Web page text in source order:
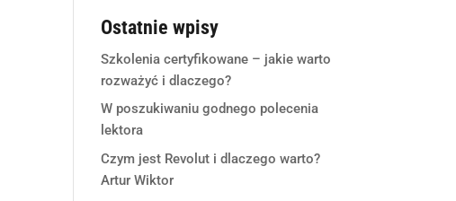
Ostatnie wpisy
Szkolenia certyfikowane – jakie warto
rozważyć i dlaczego?
W poszukiwaniu godnego polecenia
lektora
Czym jest Revolut i dlaczego warto?
Artur Wiktor